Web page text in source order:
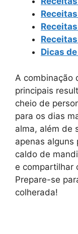
Dicas
A combinação
principais
cheio de
para os dias
alma, além de
apenas alguns
caldo de
e compartilhar
Prepare-se
colherada!